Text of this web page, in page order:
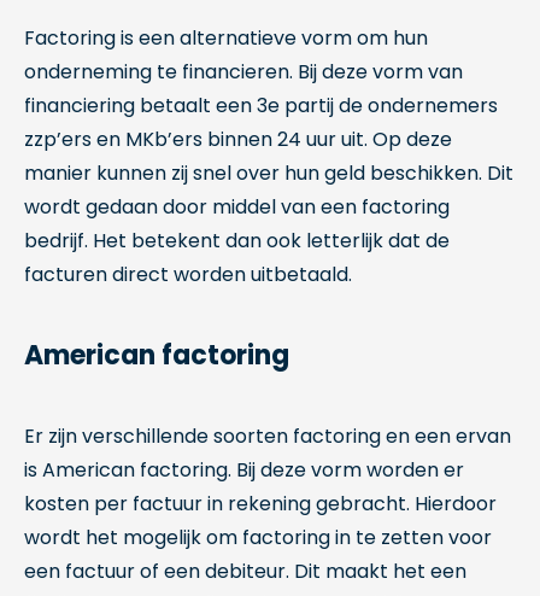
Factoring is een alternatieve vorm om hun
onderneming te financieren. Bij deze vorm van
financiering betaalt een 3e partij de ondernemers
zzp’ers en MKb’ers binnen 24 uur uit. Op deze
manier kunnen zij snel over hun geld beschikken. Dit
wordt gedaan door middel van een factoring
bedrijf. Het betekent dan ook letterlijk dat de
facturen direct worden uitbetaald.
American factoring
Er zijn verschillende soorten factoring en een ervan
is American factoring. Bij deze vorm worden er
kosten per factuur in rekening gebracht. Hierdoor
wordt het mogelijk om factoring in te zetten voor
een factuur of een debiteur. Dit maakt het een